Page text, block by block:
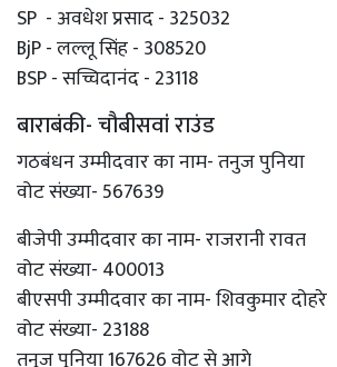
SP - अवधेश प्रसाद - 325032
BjP - लल्लू सिंह - 308520
BSP - सच्चिदानंद - 23118
बाराबंकी- चौबीसवां राउंड
गठबंधन उम्मीदवार का नाम- तनुज पुनिया
वोट संख्या- 567639
बीजेपी उम्मीदवार का नाम- राजरानी रावत
वोट संख्या- 400013
बीएसपी उम्मीदवार का नाम- शिवकुमार दोहरे
वोट संख्या- 23188
तनुज पुनिया 167626 वोट से आगे